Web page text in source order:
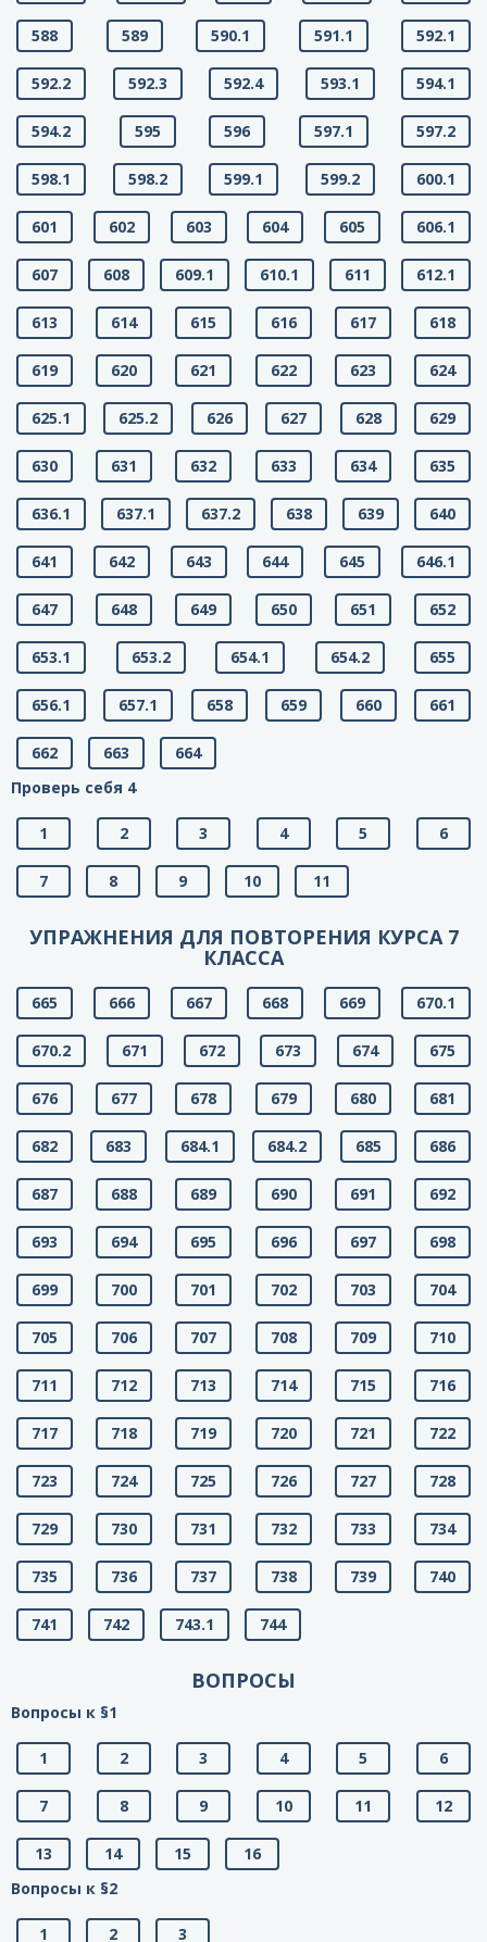
588 589 590.1 591.1 592.1
592.2 592.3 592.4 593.1 594.1
594.2 595 596 597.1 597.2
598.1 598.2 599.1 599.2 600.1
601 602 603 604 605 606.1
607 608 609.1 610.1 611 612.1
613 614 615 616 617 618
619 620 621 622 623 624
625.1 625.2 626 627 628 629
630 631 632 633 634 635
636.1 637.1 637.2 638 639 640
641 642 643 644 645 646.1
647 648 649 650 651 652
653.1 653.2 654.1 654.2 655
656.1 657.1 658 659 660 661
662 663
664
Проверь себя 4
1 2 3 4 5 6
7 8 9 10 11
УПРАЖНЕНИЯ ДЛЯ ПОВТОРЕНИЯ КУРСА 7
КЛАССА
665 666 667 668 669 670.1
670.2 671 672 673 674 675
676 677 678 679 680 681
682 683 684.1 684.2 685 686
687 688 689 690 691 692
693 694 695 696 697 698
699 700 701 702 703 704
705 706 707 708 709 710
711 712 713 714 715 716
717 718 719 720 721 722
723 724 725 726 727 728
729 730 731 732 733 734
735 736 737 738 739 740
741 742 743.1 744
ВОПРОСЫ
Вопросы к §1
1 2 3 4 5 6
7 8 9 10 11 12
13 14 15
16
Вопросы к §2
1 2 3